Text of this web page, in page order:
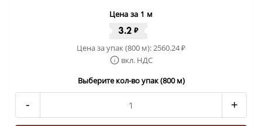
Цена за 1 м
3.2 ₽
Цена за упак (800 м):2560.24₽
вкл. НДС
Выберите кол-во упак (800 м)
- +